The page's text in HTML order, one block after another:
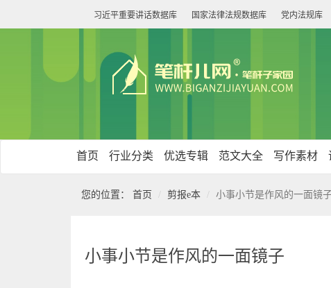
习近平重要讲话数据库 国家法律法规数据库 党内法规库
首页 行业分类 优选专辑 范文大全 写作素材
您的位置： 首页 剪报e本 小事小节是作风的一面镜
小事小节是作风的一面镜子